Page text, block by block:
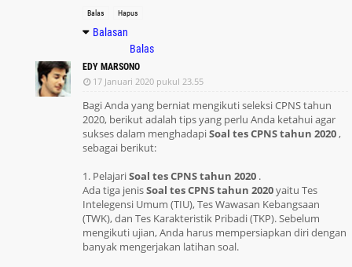
Balas Hapus
Balasan
Balas
EDY MARSONO
17 Januari 2020 pukul 23.55
Bagi Anda yang berniat mengikuti seleksi CPNS tahun
2020, berikut adalah tips yang perlu Anda ketahui agar
sukses dalam menghadapiSoal tes CPNS tahun 2020,
sebagai berikut:
1. PelajariSoal tes CPNS tahun 2020 .
Ada tiga jenisSoal tes CPNS tahun 2020yaitu Tes
Intelegensi Umum (TIU), Tes Wawasan Kebangsaan
(TWK), dan Tes Karakteristik Pribadi (TKP). Sebelum
mengikuti ujian, Anda harus mempersiapkan diri dengan
banyak mengerjakan latihan soal.